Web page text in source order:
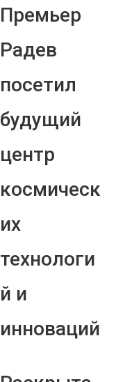
Премьер
Радев
посетил
будущий
центр
космическ
их
технологи
й и
инноваций